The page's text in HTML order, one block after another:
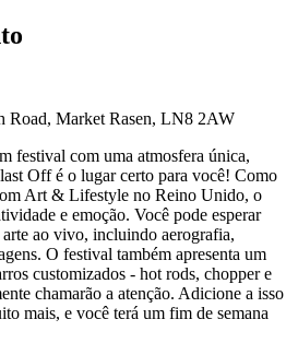
Road, Market Rasen, LN8 2AW
festival com uma atmosfera única,
Off é o lugar certo para você! Como
Art & Lifestyle no Reino Unido, o
e emoção. Você pode esperar
ao vivo, incluindo aerografia,
O festival também apresenta um
customizados - hot rods, chopper e
chamarão a atenção. Adicione a isso
mais, e você terá um fim de semana